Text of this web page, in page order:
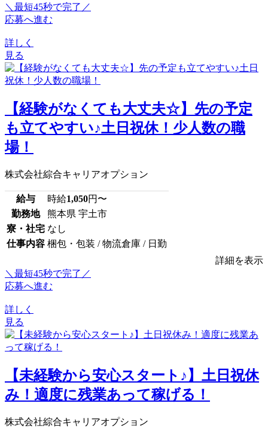
＼最短45秒で完了／
応募へ進む
詳しく
見る
【経験がなくても大丈夫☆】先の予定
も立てやすい♪土日祝休！少人数の職
場！
株式会社綜合キャリアオプション
給与 時給1,050円〜
勤務地
熊本県 宇土市
寮・社宅 なし
仕事内容 梱包・包装 / 物流倉庫 / 日勤
詳細を表示
＼最短45秒で完了／
応募へ進む
詳しく
見る
【未経験から安心スタート♪】土日祝休
み！適度に残業あって稼げる！
株式会社綜合キャリアオプション